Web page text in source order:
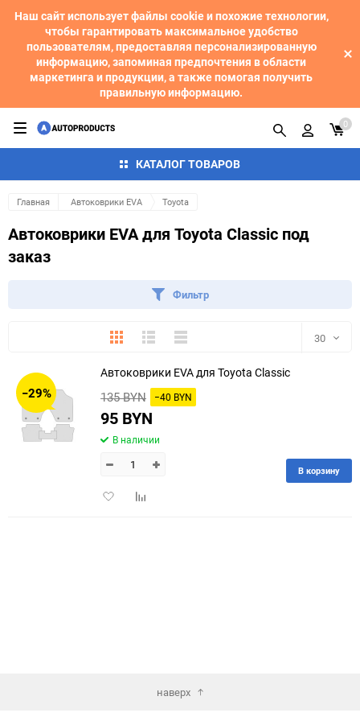
Наш сайт использует файлы cookie и похожие технологии,
чтобы гарантировать максимальное удобство
пользователям, предоставляя персонализированную
информацию, запоминая предпочтения в области
маркетинга и продукции, а также помогая получить
правильную информацию.
КАТАЛОГ ТОВАРОВ
0
Главная Автоковрики EVA Toyota
Автоковрики EVA для Toyota Classic под
заказ
Фильтр
ПлиткаПодробноКомпактно 30
150
−29%
Автоковрики EVA для Toyota Classic
135 BYN −40 BYN
95 BYN
В наличии
ДобавитьДобавить
В корзину
наверх